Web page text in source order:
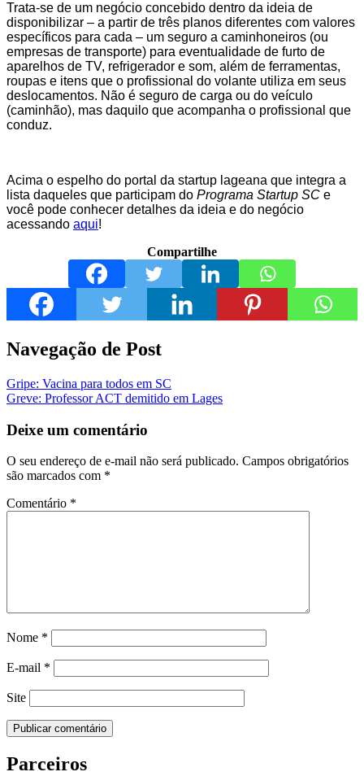
Trata-se de um negócio concebido dentro da ideia de
disponibilizar – a partir de três planos diferentes com valores
específicos para cada – um seguro a caminhoneiros (ou
empresas de transporte) para eventualidade de furto de
aparelhos de TV, refrigerador e som, além de ferramentas,
roupas e itens que o profissional do volante utiliza em seus
deslocamentos. Não é seguro de carga ou do veículo
(caminhão), mas daquilo que acompanha o profissional que
conduz.
Acima o espelho do portal da startup lageana que integra a
lista daqueles que participam do Programa Startup SC e
você pode conhecer detalhes da ideia e do negócio
acessando aqui!
Compartilhe
Navegação de Post
Gripe: Vacina para todos em SC
Greve: Professor ACT demitido em Lages
Deixe um comentário
O seu endereço de e-mail não será publicado. Campos obrigatórios
são marcados com *
Comentário *
Nome *
E-mail *
Site
Parceiros